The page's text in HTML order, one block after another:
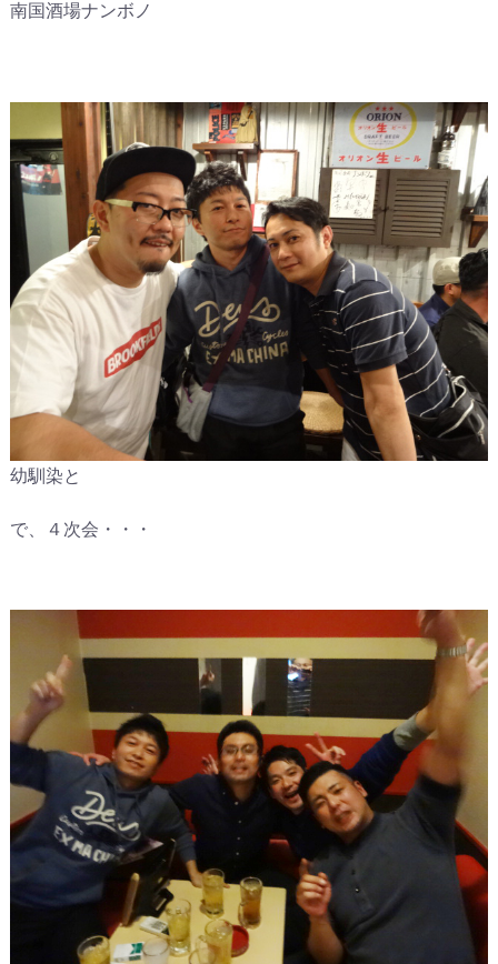
南国酒場ナンボノ
幼馴染と
で、４次会・・・